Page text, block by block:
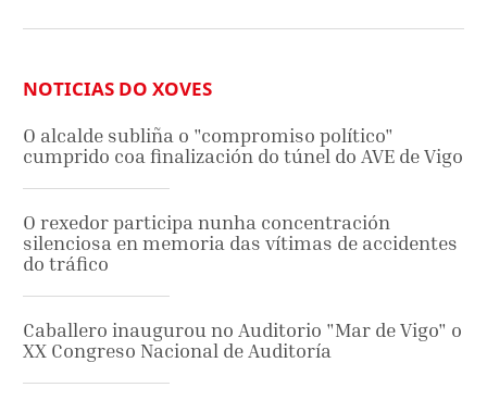
NOTICIAS DO XOVES
O alcalde subliña o "compromiso político"
cumprido coa finalización do túnel do AVE de Vigo
O rexedor participa nunha concentración
silenciosa en memoria das vítimas de accidentes
do tráfico
Caballero inaugurou no Auditorio "Mar de Vigo" o
XX Congreso Nacional de Auditoría